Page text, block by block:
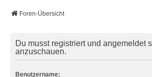
Foren-Übersicht
Du musst registriert und angemeldet
anzuschauen.
Benutzername: